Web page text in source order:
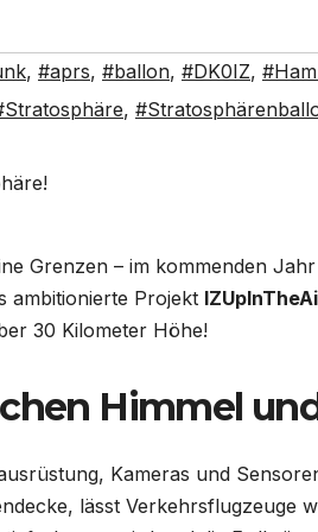
, #aprs, #ballon, #DK0IZ,
,
Grenzen – im kommenden
ambitionierte Projekt
30 Kilometer Höhe!
Himmel
Kameras und
lässt Verkehrsflugzeuge